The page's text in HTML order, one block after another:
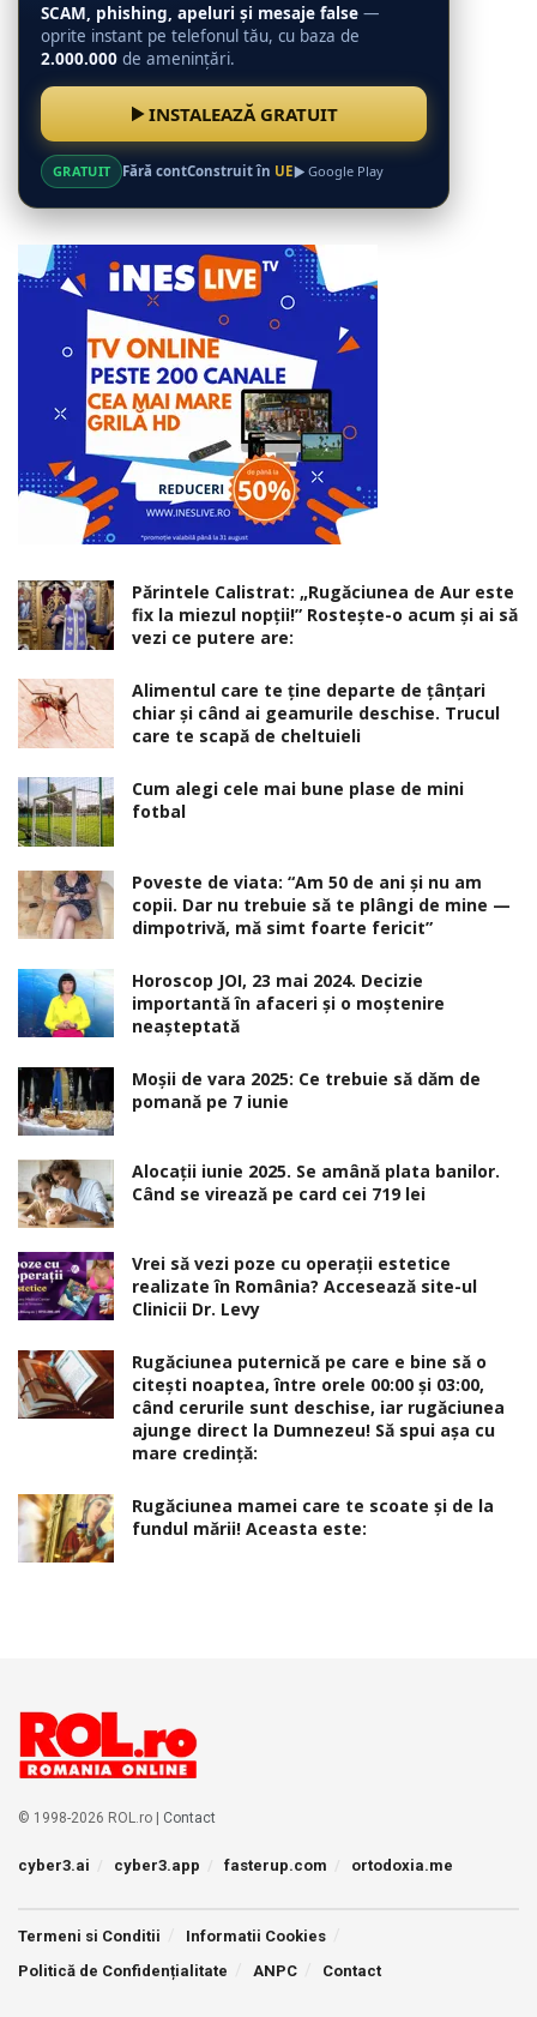
SCAM, phishing, apeluri și mesaje false —
oprite instant pe telefonul tău, cu baza de
2.000.000 de amenințări.
INSTALEAZĂ GRATUIT
GRATUIT Fără contConstruit în UE Google Play
Părintele Calistrat: „Rugăciunea de Aur este
fix la miezul nopţii!” Rosteşte-o acum şi ai să
vezi ce putere are:
Alimentul care te ține departe de țânțari
chiar și când ai geamurile deschise. Trucul
care te scapă de cheltuieli
Cum alegi cele mai bune plase de mini
fotbal
Poveste de viata: “Am 50 de ani și nu am
copii. Dar nu trebuie să te plângi de mine —
dimpotrivă, mă simt foarte fericit”
Horoscop JOI, 23 mai 2024. Decizie
importantă în afaceri şi o moştenire
neaşteptată
Moșii de vara 2025: Ce trebuie să dăm de
pomană pe 7 iunie
Alocaţii iunie 2025. Se amână plata banilor.
Când se virează pe card cei 719 lei
Vrei să vezi poze cu operații estetice
realizate în România? Accesează site-ul
Clinicii Dr. Levy
Rugăciunea puternică pe care e bine să o
citești noaptea, între orele 00:00 și 03:00,
când cerurile sunt deschise, iar rugăciunea
ajunge direct la Dumnezeu! Să spui așa cu
mare credință:
Rugăciunea mamei care te scoate şi de la
fundul mării! Aceasta este:
© 1998-2026 ROL.ro | Contact
cyber3.ai cyber3.app fasterup.com ortodoxia.me
Termeni si Conditii
Informatii Cookies
Politică de Confidențialitate
ANPC Contact